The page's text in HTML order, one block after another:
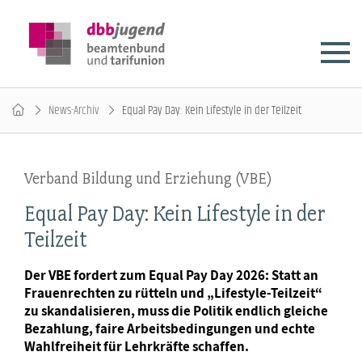
News-Archiv Equal Pay Day: Kein Lifestyle in der Teilzeit
Verband Bildung und Erziehung (VBE)
Equal Pay Day: Kein Lifestyle in der
Teilzeit
Der VBE fordert zum Equal Pay Day 2026: Statt an
Frauenrechten zu rütteln und „Lifestyle-Teilzeit“
zu skandalisieren, muss die Politik endlich gleiche
Bezahlung, faire Arbeitsbedingungen und echte
Wahlfreiheit für Lehrkräfte schaffen.